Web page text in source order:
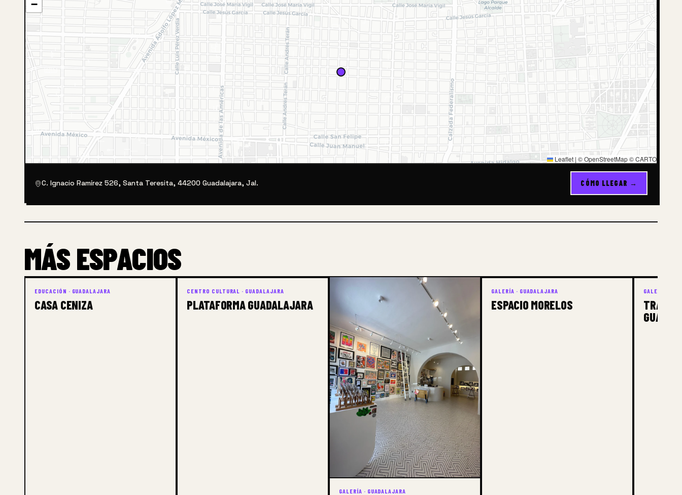
−
Leaflet | © OpenStreetMap © CARTO
C. Ignacio Ramírez 526, Santa Teresita, 44200 Guadalajara, Jal. CÓMO LLEGAR →
MÁS ESPACIOS
EDUCACIÓN · GUADALAJARA
CASA CENIZA
CENTRO CULTURAL · GUADALAJARA
PLATAFORMA GUADALAJARA
GALERÍA · GUADALAJARA
GALERÍA · GUADALAJARA
ESPACIO MORELOS
GALERÍA ·